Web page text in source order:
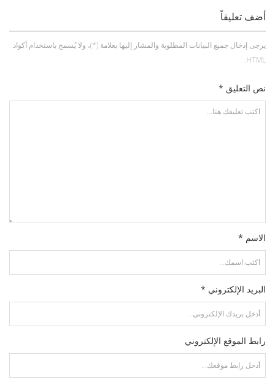
أضف تعليقاً
يرجى إدخال جميع البيانات المطلوبة والمشار إليها بعلامة (*)، ولا يُسمح باستخدام أكواد
HTML.
نص التعليق *
الاسم *
البريد الإلكتروني *
رابط الموقع الإلكتروني